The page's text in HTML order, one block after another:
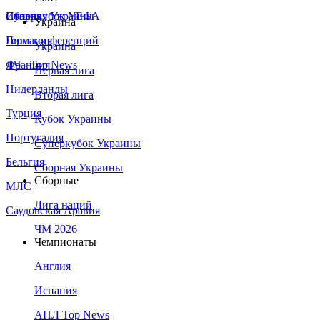
Сборная Украины
Италия
Германия
Франция
Нидерланды
Турция
Португалия
Бельгия
МЛС
Саудовская Аравия
Суперкубок УЕФА
Лига конференций
ЛЧ - Top News
Украина
Украина
Первая лига
Вторая лига
Кубок Украины
Суперкубок Украины
Сборная Украины
Сборные
Лига наций
ЧМ 2026
Чемпионаты
Англия
Испания
АПЛ Top News